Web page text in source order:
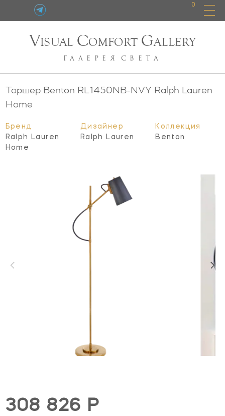
0
VISUAL COMFORT GALLERY
ГАЛЕРЕЯ СВЕТА
Торшер Benton RL1450NB-NVY Ralph Lauren
Home
Бренд
Ralph Lauren
Home
Дизайнер
Ralph Lauren
Коллекция
Benton
308 826 Р